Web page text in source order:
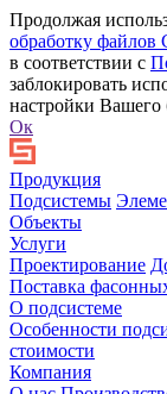
Продолжая
обработку файлов
в соответствии с
заблокировать
настройки Вашего
Ок
Продукция
Подсистемы
Объекты
Услуги
Проектирование
Поставка
О подсистеме
Особенности
стоимости
Компания